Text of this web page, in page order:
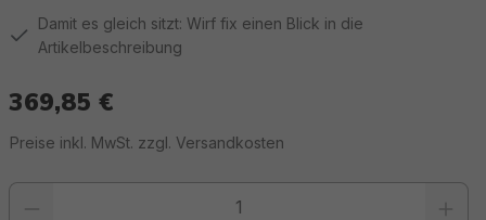
Damit es gleich sitzt: Wirf fix einen Blick in die
Artikelbeschreibung
369,85 €
Preise inkl. MwSt. zzgl. Versandkosten
Produkt Anzahl: Gib den gewünschten Wert ein oder benutze die